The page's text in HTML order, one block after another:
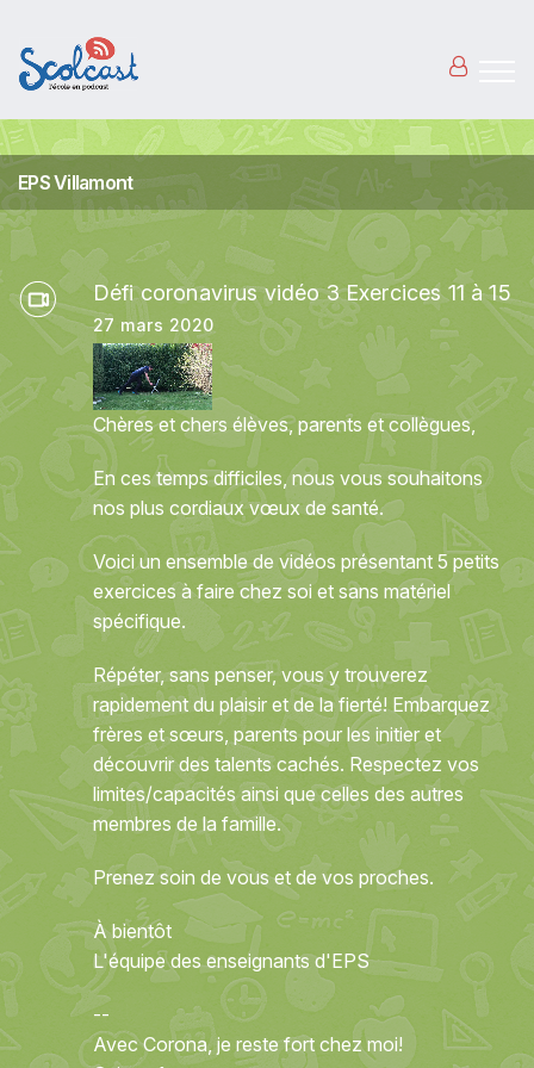
EPS Villamont
Défi coronavirus vidéo 3 Exercices 11 à 15
27 mars 2020
Chères et chers élèves, parents et collègues,
En ces temps difficiles, nous vous souhaitons
nos plus cordiaux vœux de santé.
Voici un ensemble de vidéos présentant 5 petits
exercices à faire chez soi et sans matériel
spécifique.
Répéter, sans penser, vous y trouverez
rapidement du plaisir et de la fierté! Embarquez
frères et sœurs, parents pour les initier et
découvrir des talents cachés. Respectez vos
limites/capacités ainsi que celles des autres
membres de la famille.
Prenez soin de vous et de vos proches.
À bientôt
L'équipe des enseignants d'EPS
--
Avec Corona, je reste fort chez moi!